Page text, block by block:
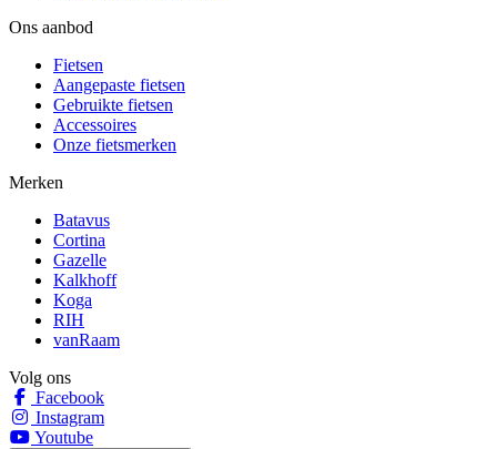
Ons aanbod
Fietsen
Aangepaste fietsen
Gebruikte fietsen
Accessoires
Onze fietsmerken
Merken
Batavus
Cortina
Gazelle
Kalkhoff
Koga
RIH
vanRaam
Volg ons
Facebook
Instagram
Youtube